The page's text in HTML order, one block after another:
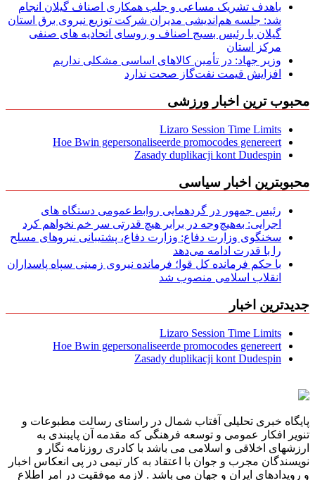
باهدف تشریک مساعی و جلب همکاری اصناف گیلان انجام
شد: جلسه هم‌اندیشی مدیران شركت توزیع نیروی برق استان
گیلان با رئیس بسیج اصناف و روسای اتحادیه های صنفی
مركز استان
وزیر جهاد: در تأمین کالاهای اساسی مشکلی نداریم
افزایش قیمت نفت‌گاز صحت ندارد
محبوب ترین اخبار ورزشی
Lizaro Session Time Limits
Hoe Bwin gepersonaliseerde promocodes genereert
Zasady duplikacji kont Dudespin
محبوبترین اخبار سیاسی
رئیس جمهور در گردهمایی روابط‌عمومی دستگاه های
اجرایی: به‌هیچ‌وجه در برابر هیچ قدرتی سر خم نخواهم کرد
سخنگوی وزارت دفاع: وزارت دفاع، پشتیبانی نیرو‌های مسلح
را با قدرت ادامه می‌دهد
با حکم فرمانده کل قوا؛ فرمانده نیروی زمینی سپاه پاسداران
انقلاب اسلامی منصوب شد
جدیدترین اخبار
Lizaro Session Time Limits
Hoe Bwin gepersonaliseerde promocodes genereert
Zasady duplikacji kont Dudespin
پایگاه خبری تحلیلی آفتاب شمال در راستای رسالت مطبوعات و
تنویر افکار عمومی و توسعه فرهنگی که مقدمه آن پایبندی به
ارزشهای اخلاقی و اسلامی می باشد با کادری روزنامه نگار و
نویسندگان مجرب و جوان با اعتقاد به کار تیمی در پی انعکاس اخبار
و رویدادهای ایران و جهان می باشد . لازمه موفقیت در امر اطلاع